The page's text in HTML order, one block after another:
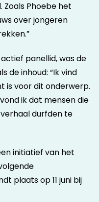
Phoebe het
over jongeren
panellid, was de
de inhoud: “Ik vind
is voor dit onderwerp.
ik dat mensen die
durfden te
initiatief van het
plaats op 11 juni bij